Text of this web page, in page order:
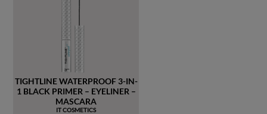
TIGHTLINE WATERPROOF 3-IN-
1 BLACK PRIMER – EYELINER –
MASCARA
IT COSMETICS